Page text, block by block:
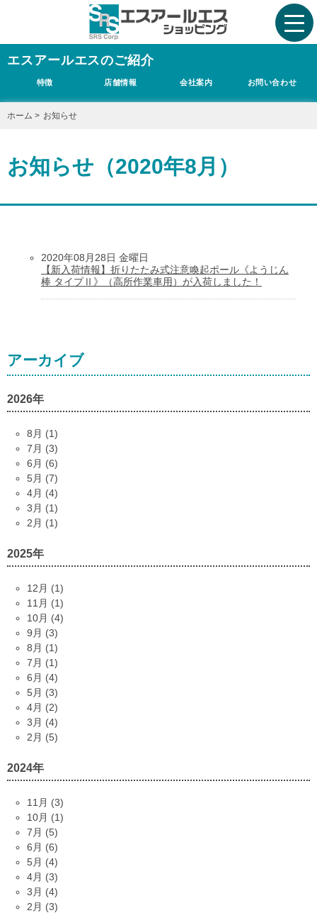
エスアールエスのご紹介
特徴 店舗情報 会社案内 お問い合わせ
ホーム > お知らせ
お知らせ（2020年8月）
2020年08月28日 金曜日
【新入荷情報】折りたたみ式注意喚起ポール《ようじん
棒 タイプⅡ》（高所作業車用）が入荷しました！
アーカイブ
2026年
8月 (1)
7月 (3)
6月 (6)
5月 (7)
4月 (4)
3月 (1)
2月 (1)
2025年
12月 (1)
11月 (1)
10月 (4)
9月 (3)
8月 (1)
7月 (1)
6月 (4)
5月 (3)
4月 (2)
3月 (4)
2月 (5)
2024年
11月 (3)
10月 (1)
7月 (5)
6月 (6)
5月 (4)
4月 (3)
3月 (4)
2月 (3)